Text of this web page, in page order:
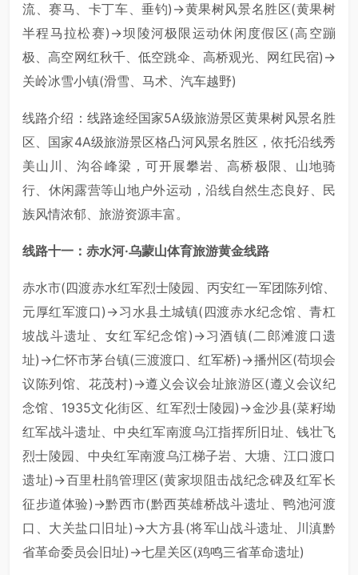
流、赛马、卡丁车、垂钓)→黄果树风景名胜区(黄果树
半程马拉松赛)→坝陵河极限运动休闲度假区(高空蹦
极、高空网红秋千、低空跳伞、高桥观光、网红民宿)→
关岭冰雪小镇(滑雪、马术、汽车越野)
线路介绍：线路途经国家5A级旅游景区黄果树风景名胜
区、国家4A级旅游景区格凸河风景名胜区，依托沿线秀
美山川、沟谷峰梁，可开展攀岩、高桥极限、山地骑
行、休闲露营等山地户外运动，沿线自然生态良好、民
族风情浓郁、旅游资源丰富。
线路十一：赤水河·乌蒙山体育旅游黄金线路
赤水市(四渡赤水红军烈士陵园、丙安红一军团陈列馆、
元厚红军渡口)→习水县土城镇(四渡赤水纪念馆、青杠
坡战斗遗址、女红军纪念馆)→习酒镇(二郎滩渡口遗
址)→仁怀市茅台镇(三渡渡口、红军桥)→播州区(苟坝会
议陈列馆、花茂村)→遵义会议会址旅游区(遵义会议纪
念馆、1935文化街区、红军烈士陵园)→金沙县(菜籽坳
红军战斗遗址、中央红军南渡乌江指挥所旧址、钱壮飞
烈士陵园、中央红军南渡乌江梯子岩、大塘、江口渡口
遗址)→百里杜鹃管理区(黄家坝阻击战纪念碑及红军长
征步道体验)→黔西市(黔西英雄桥战斗遗址、鸭池河渡
口、大关盐口旧址)→大方县(将军山战斗遗址、川滇黔
省革命委员会旧址)→七星关区(鸡鸣三省革命遗址)